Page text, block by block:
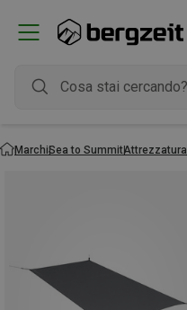
MarchiSea to SummitAttrezzatura